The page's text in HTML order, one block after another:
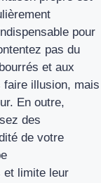
pour
pas du
et aux
faire illusion, mais
En outre,
des
de votre
et limite leur